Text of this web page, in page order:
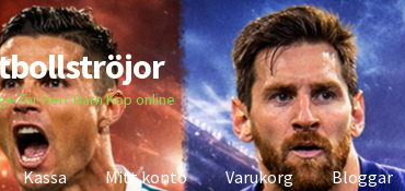
för Herr Barn Köp online
Kassa Mitt konto Varukorg Bloggar